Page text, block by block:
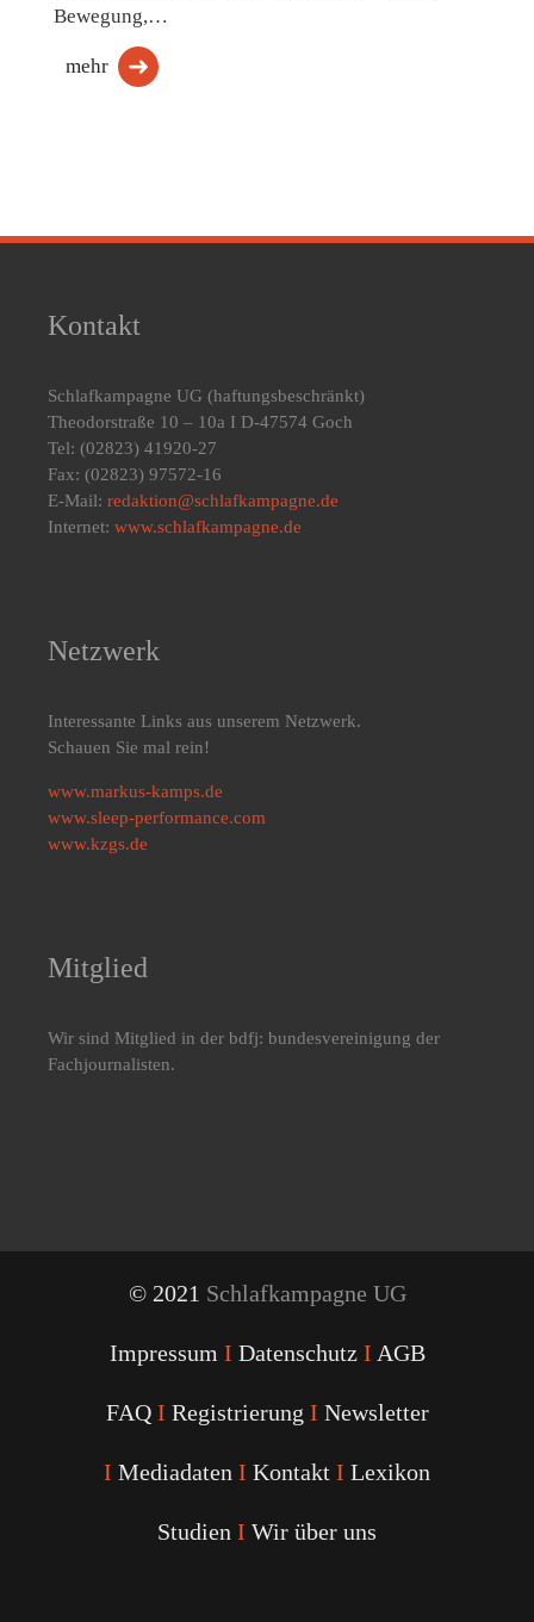
Bewegung,…
mehr
Kontakt
Schlafkampagne UG (haftungsbeschränkt)
Theodorstraße 10 – 10a I D-47574 Goch
Tel: (02823) 41920-27
Fax: (02823) 97572-16
E-Mail: redaktion@schlafkampagne.de
Internet: www.schlafkampagne.de
Netzwerk
Interessante Links aus unserem Netzwerk.
Schauen Sie mal rein!
www.markus-kamps.de
www.sleep-performance.com
www.kzgs.de
Mitglied
Wir sind Mitglied in der bdfj: bundesvereinigung der
Fachjournalisten.
© 2021 Schlafkampagne UG
Impressum I Datenschutz I AGB
FAQ I Registrierung I Newsletter
I Mediadaten I Kontakt I Lexikon
Studien I Wir über uns